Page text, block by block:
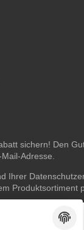
sichern! Den
Adresse.
Ihrer
Produktsortiment